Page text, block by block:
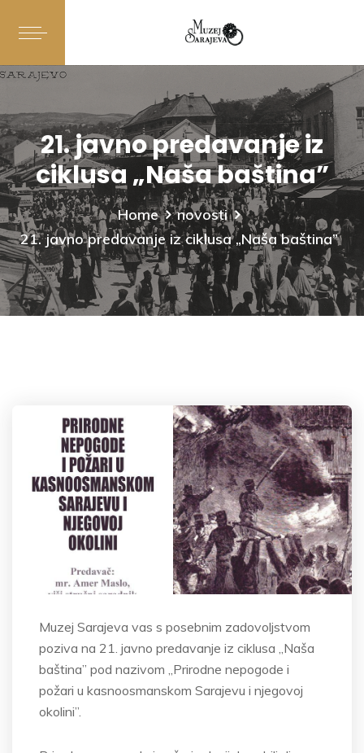
21. javno predavanje iz
ciklusa „Naša baština”
Home
novosti
21. javno predavanje iz ciklusa „Naša baština”
Muzej Sarajeva vas s posebnim zadovoljstvom
poziva na 21. javno predavanje iz ciklusa „Naša
baština” pod nazivom „Prirodne nepogode i
požari u kasnoosmanskom Sarajevu i njegovoj
okolini”.